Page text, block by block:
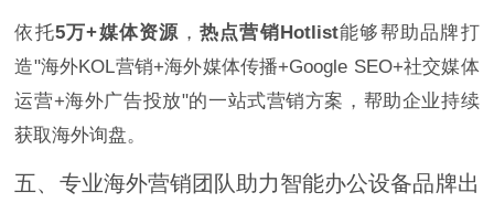
依托5万+媒体资源 ， 热点营销Hotlist能够帮助品牌打
造"海外KOL营销+海外媒体传播+Google SEO+社交媒体
运营+海外广告投放"的一站式营销方案，帮助企业持续
获取海外询盘。
五、专业海外营销团队助力智能办公设备品牌出